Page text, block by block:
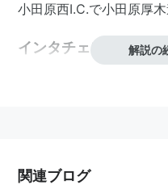
小田原西I.C.で小田原厚木
インタチェンジ
橘IC
解説の
関連ブログ